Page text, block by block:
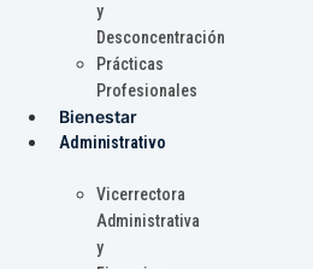
y
Desconcentración
Prácticas
Profesionales
Bienestar
Administrativo
Vicerrectora
Administrativa
y